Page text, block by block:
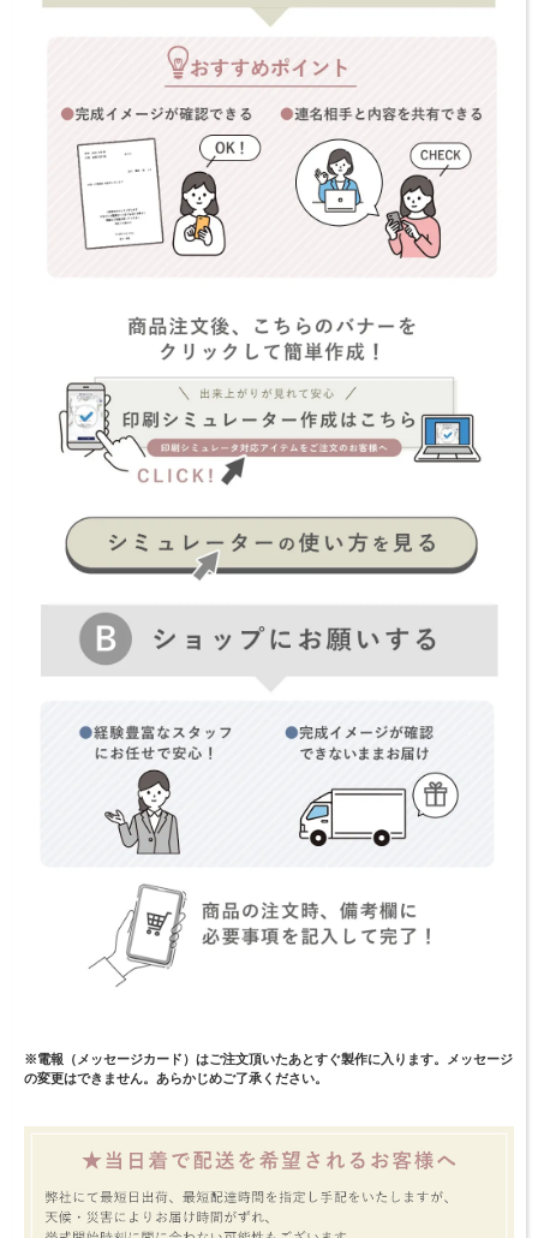
※電報（メッセージカード）はご注文頂いたあとすぐ製作に入ります。
メッセージ
の変更はできません。あらかじめご了承ください。